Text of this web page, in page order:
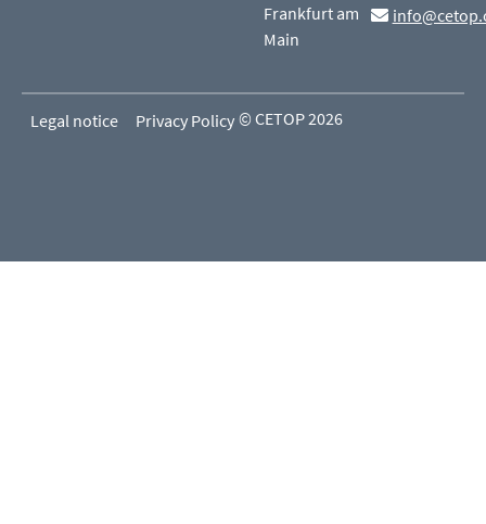
Frankfurt am
Main
Legal notice Privacy Policy © CETOP 2026